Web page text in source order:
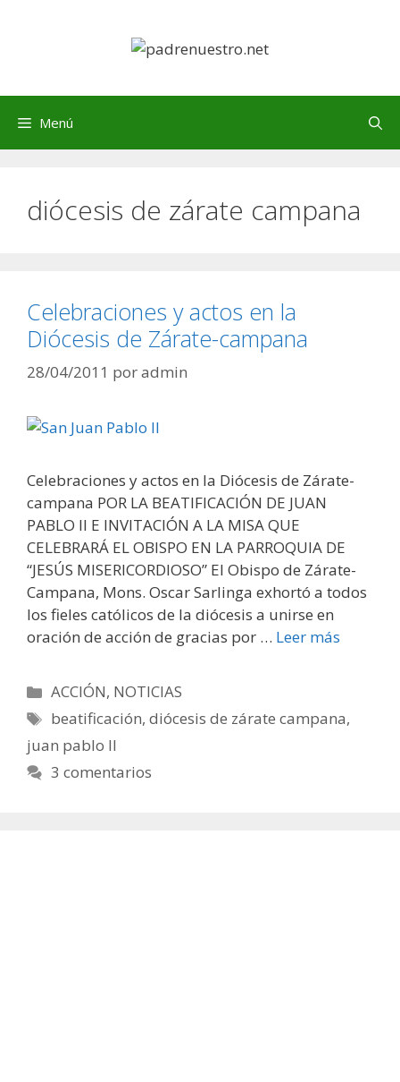
Menú
diócesis de zárate campana
Celebraciones y actos en la
Diócesis de Zárate-campana
28/04/2011 poradmin
Celebraciones y actos en la Diócesis de Zárate-
campana POR LA BEATIFICACIÓN DE JUAN
PABLO II E INVITACIÓN A LA MISA QUE
CELEBRARÁ EL OBISPO EN LA PARROQUIA DE
“JESÚS MISERICORDIOSO” El Obispo de Zárate-
Campana, Mons. Oscar Sarlinga exhortó a todos
los fieles católicos de la diócesis a unirse en
oración de acción de gracias por … Leer más
Categorías
ACCIÓN, NOTICIAS
Etiquetas
beatificación,diócesis de zárate campana,
juan pablo II
3 comentarios